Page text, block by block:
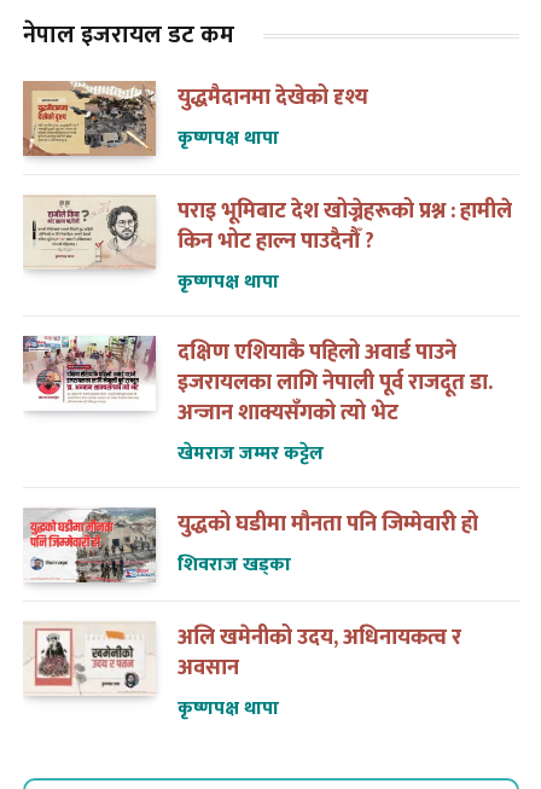
नेपाल इजरायल डट कम
युद्धमैदानमा देखेको दृश्य
कृष्णपक्ष थापा
पराइ भूमिबाट देश खोज्नेहरूको प्रश्न : हामीले
किन भोट हाल्न पाउदैनौँ ?
कृष्णपक्ष थापा
दक्षिण एशियाकै पहिलो अवार्ड पाउने
इजरायलका लागि नेपाली पूर्व राजदूत डा.
अन्जान शाक्यसँगको त्यो भेट
खेमराज जम्मर कट्टेल
युद्धको घडीमा मौनता पनि जिम्मेवारी हो
शिवराज खड्का
अलि खमेनीको उदय, अधिनायकत्व र
अवसान
कृष्णपक्ष थापा